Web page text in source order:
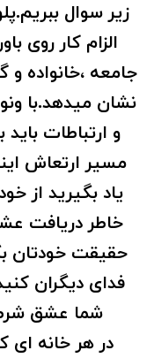
زیر سوال
الزام کار روی
جامعه ،خانواده و
نشان میدهد.با
و ارتباطات
مسیر ارتعاش
یاد بگیرید از
خاطر دریافت
حقیقت خودتان
فدای دیگران
شما عشق
در هر خانه ای